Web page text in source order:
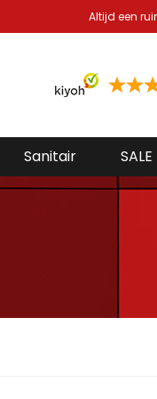
Altijd een
Sanitair SALE